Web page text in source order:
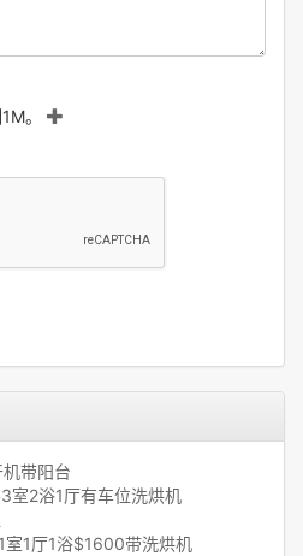
。
带阳台
室2浴1厅有车位洗烘机
室1厅1浴$1600带洗烘机